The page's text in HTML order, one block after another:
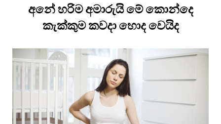
අනේ හරිම අමාරුයි මේ කොන්දෙ
කැක්කුම කවදා හොද වෙයිද